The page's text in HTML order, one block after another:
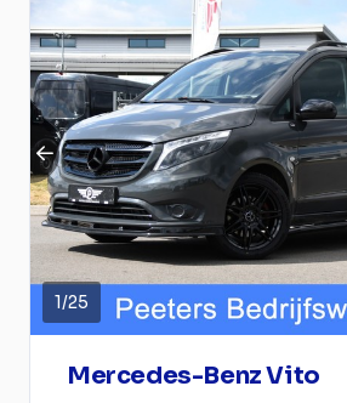
1/25
Mercedes-Benz Vito